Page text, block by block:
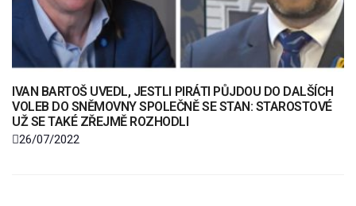
IVAN BARTOŠ UVEDL, JESTLI PIRÁTI PŮJDOU DO DALŠÍCH
VOLEB DO SNĚMOVNY SPOLEČNĚ SE STAN: STAROSTOVÉ
UŽ SE TAKÉ ZŘEJMĚ ROZHODLI
26/07/2022